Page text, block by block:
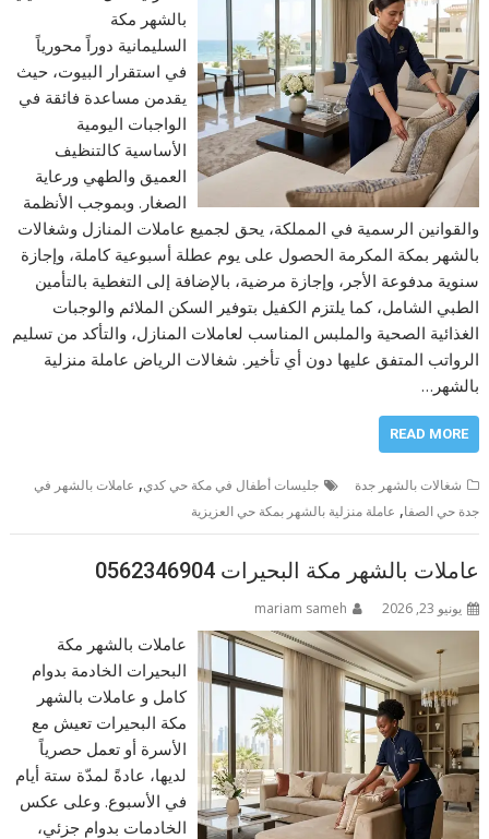
بالشهر مكة
السليمانية دوراً محورياً
في استقرار البيوت، حيث
يقدمن مساعدة فائقة في
الواجبات اليومية
الأساسية كالتنظيف
العميق والطهي ورعاية
الصغار. وبموجب الأنظمة
والقوانين الرسمية في المملكة، يحق لجميع عاملات المنازل وشغالات
بالشهر بمكة المكرمة الحصول على يوم عطلة أسبوعية كاملة، وإجازة
سنوية مدفوعة الأجر، وإجازة مرضية، بالإضافة إلى التغطية بالتأمين
الطبي الشامل، كما يلتزم الكفيل بتوفير السكن الملائم والوجبات
الغذائية الصحية والملبس المناسب لعاملات المنازل، والتأكد من تسليم
الرواتب المتفق عليها دون أي تأخير. شغالات الرياض عاملة منزلية
بالشهر…
READ MORE
شغالات بالشهر جدة جليسات أطفال في مكة حي كدي, عاملات بالشهر في
جدة حي الصفا, عاملة منزلية بالشهر بمكة حي العزيزية
عاملات بالشهر مكة البحيرات 0562346904
يونيو 23, 2026 mariam sameh
عاملات بالشهر مكة
البحيرات الخادمة بدوام
كامل و عاملات بالشهر
مكة البحيرات تعيش مع
الأسرة أو تعمل حصرياً
لديها، عادةً لمدّة ستة أيام
في الأسبوع. وعلى عكس
الخادمات بدوام جزئي،